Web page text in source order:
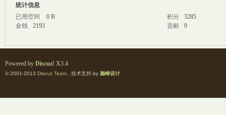
统计信息
已用空间
0 B 积分
3285
金钱
2193 贡献 0
Powered by Discuz! X3.4
© 2001-2013 Discuz Team. . 技术支持 by 巅峰设计